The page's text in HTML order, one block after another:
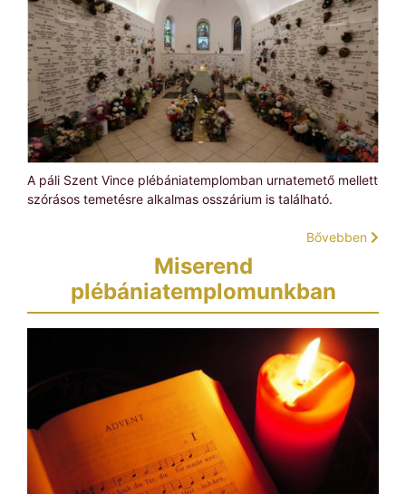
A páli Szent Vince plébániatemplomban urnatemető mellett
szórásos temetésre alkalmas osszárium is található.
Bővebben
Miserend
plébániatemplomunkban